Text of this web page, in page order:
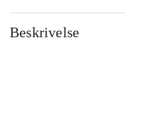
Beskrivelse